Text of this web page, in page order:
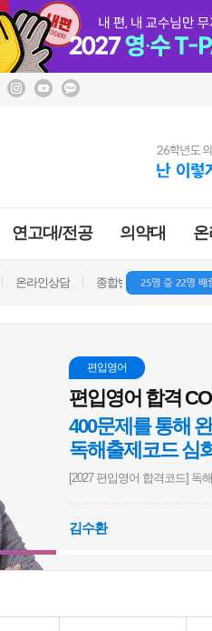
연고대/전공 의약대
온라인상담 종합반 방문상담
편입영어
편입영어 합격
400문제를 통해
독해출제코드 심
[2027 편입영어 합격코드] 독
김수환
영어
[이지훈] [2027 쉬운편입]